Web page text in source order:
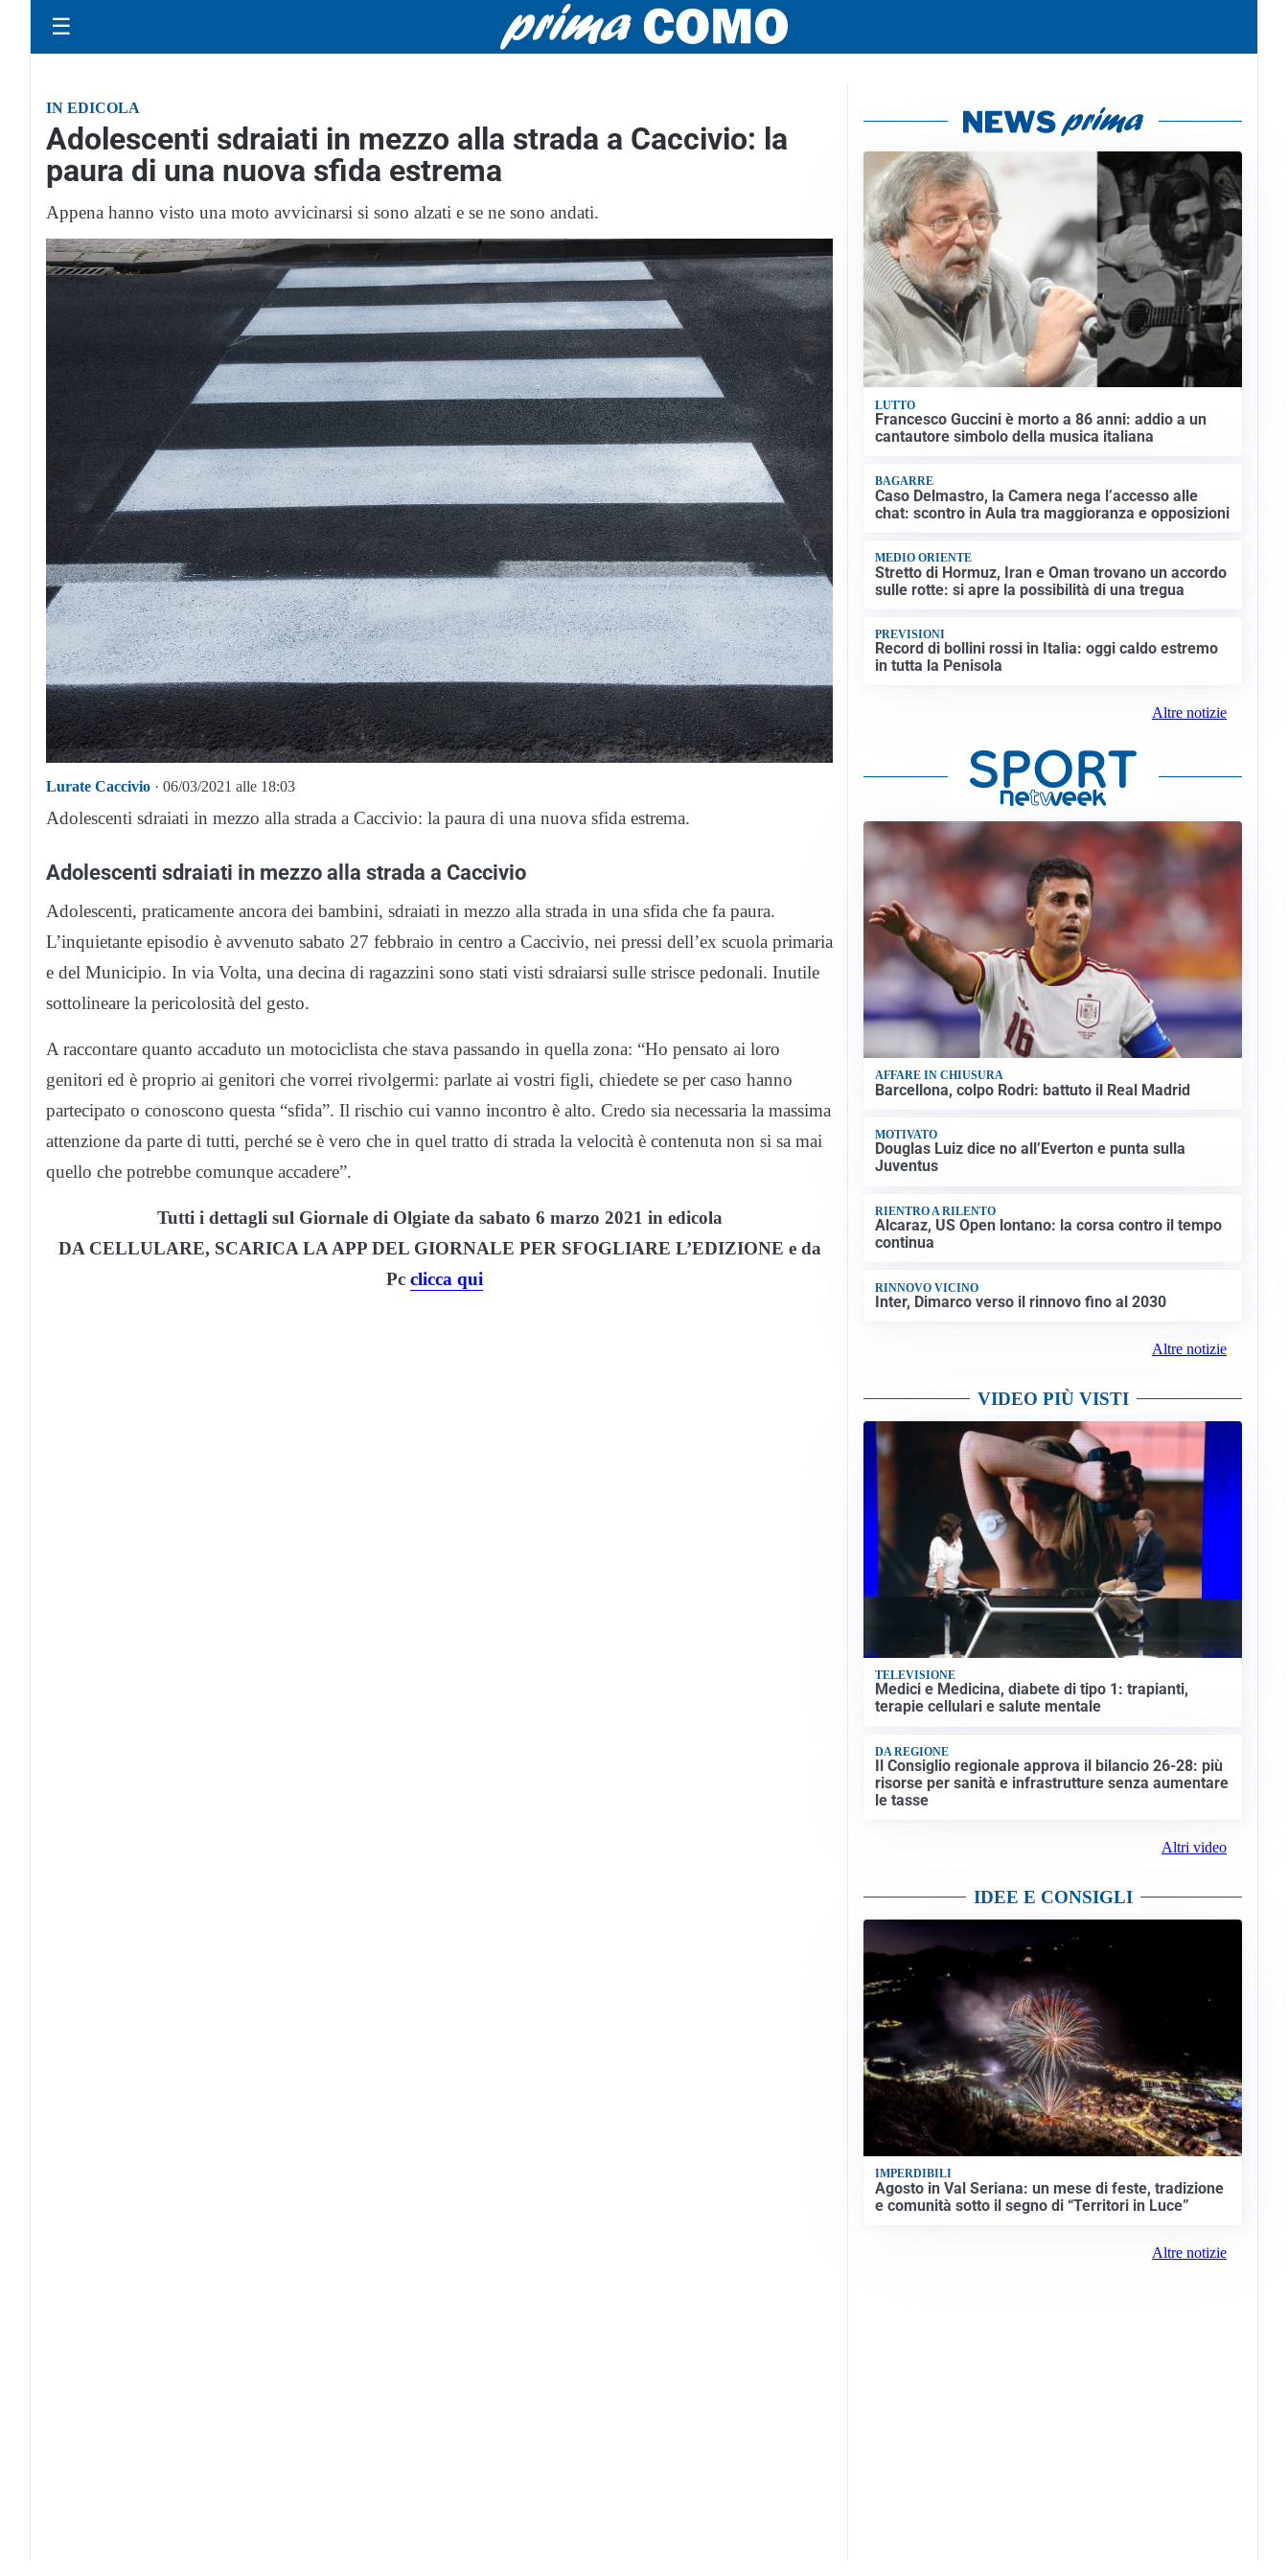
☰
IN EDICOLA
Adolescenti sdraiati in mezzo alla strada a Caccivio: la
paura di una nuova sfida estrema
Appena hanno visto una moto avvicinarsi si sono alzati e se ne sono andati.
Lurate Caccivio · 06/03/2021 alle 18:03
Adolescenti sdraiati in mezzo alla strada a Caccivio: la paura di una nuova sfida estrema.
Adolescenti sdraiati in mezzo alla strada a Caccivio
Adolescenti, praticamente ancora dei bambini, sdraiati in mezzo alla strada in una sfida che fa paura.
L’inquietante episodio è avvenuto sabato 27 febbraio in centro a Caccivio, nei pressi dell’ex scuola primaria
e del Municipio. In via Volta, una decina di ragazzini sono stati visti sdraiarsi sulle strisce pedonali. Inutile
sottolineare la pericolosità del gesto.
A raccontare quanto accaduto un motociclista che stava passando in quella zona: “Ho pensato ai loro
genitori ed è proprio ai genitori che vorrei rivolgermi: parlate ai vostri figli, chiedete se per caso hanno
partecipato o conoscono questa “sfida”. Il rischio cui vanno incontro è alto. Credo sia necessaria la massima
attenzione da parte di tutti, perché se è vero che in quel tratto di strada la velocità è contenuta non si sa mai
quello che potrebbe comunque accadere”.
Tutti i dettagli sul Giornale di Olgiate da sabato 6 marzo 2021 in edicola
DA CELLULARE, SCARICA LA APP DEL GIORNALE PER SFOGLIARE L’EDIZIONE e da
Pcclicca qui
LUTTO
Francesco Guccini è morto a 86 anni: addio a un
cantautore simbolo della musica italiana
BAGARRE
Caso Delmastro, la Camera nega l’accesso alle
chat: scontro in Aula tra maggioranza e opposizioni
MEDIO ORIENTE
Stretto di Hormuz, Iran e Oman trovano un accordo
sulle rotte: si apre la possibilità di una tregua
PREVISIONI
Record di bollini rossi in Italia: oggi caldo estremo
in tutta la Penisola
Altre notizie
AFFARE IN CHIUSURA
Barcellona, colpo Rodri: battuto il Real Madrid
MOTIVATO
Douglas Luiz dice no all’Everton e punta sulla
Juventus
RIENTRO A RILENTO
Alcaraz, US Open lontano: la corsa contro il tempo
continua
RINNOVO VICINO
Inter, Dimarco verso il rinnovo fino al 2030
Altre notizie
VIDEO PIÙ VISTI
TELEVISIONE
Medici e Medicina, diabete di tipo 1: trapianti,
terapie cellulari e salute mentale
DA REGIONE
Il Consiglio regionale approva il bilancio 26-28: più
risorse per sanità e infrastrutture senza aumentare
le tasse
Altri video
IDEE E CONSIGLI
IMPERDIBILI
Agosto in Val Seriana: un mese di feste, tradizione
e comunità sotto il segno di “Territori in Luce”
Altre notizie